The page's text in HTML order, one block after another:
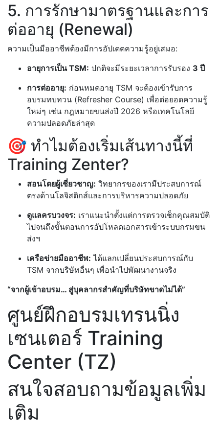
5. การรักษามาตรฐานและการ
ต่ออายุ (Renewal)
ความเป็นมืออาชีพต้องมีการอัปเดตความรู้อยู่เสมอ:
อายุการเป็น TSM: ปกติจะมีระยะเวลาการรับรอง 3 ปี
การต่ออายุ: ก่อนหมดอายุ TSM จะต้องเข้ารับการ
อบรมทบทวน (Refresher Course) เพื่อต่อยอดความรู้
ใหม่ๆ เช่น กฎหมายขนส่งปี 2026 หรือเทคโนโลยี
ความปลอดภัยล่าสุด
🎯 ทำไมต้องเริ่มเส้นทางนี้ที่
Training Zenter?
สอนโดยผู้เชี่ยวชาญ: วิทยากรของเรามีประสบการณ์
ตรงด้านโลจิสติกส์และการบริหารความปลอดภัย
ดูแลครบวงจร: เราแนะนำตั้งแต่การตรวจเช็กคุณสมบัติ
ไปจนถึงขั้นตอนการอัปโหลดเอกสารเข้าระบบกรมขน
ส่งฯ
เครือข่ายมืออาชีพ: ได้แลกเปลี่ยนประสบการณ์กับ
TSM จากบริษัทอื่นๆ เพื่อนำไปพัฒนางานจริง
“จากผู้เข้าอบรม… สู่บุคลากรสำคัญที่บริษัทขาดไม่ได้”
ศูนย์ฝึกอบรมเทรนนิ่ง
เซนเตอร์ Training
Center (TZ)
สนใจสอบถามข้อมูลเพิ่ม
เติม